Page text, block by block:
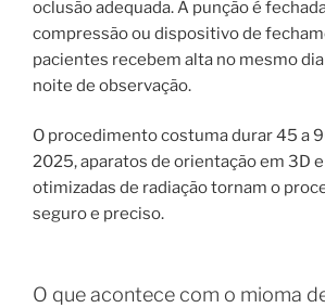
oclusão adequada. A punção é
compressão ou dispositivo de
pacientes recebem alta no mesmo
noite de observação.
O procedimento costuma durar 45 a
2025, aparatos de orientação em 3D
otimizadas de radiação tornam o
seguro e preciso.
O que acontece com o mioma